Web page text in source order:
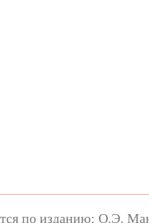
по изданию: О.Э.